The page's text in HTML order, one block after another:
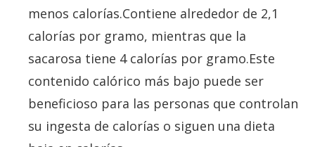
menos calorías.Contiene alrededor de 2,1
calorías por gramo, mientras que la
sacarosa tiene 4 calorías por gramo.Este
contenido calórico más bajo puede ser
beneficioso para las personas que controlan
su ingesta de calorías o siguen una dieta